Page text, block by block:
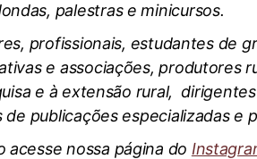
palestras e minicursos.
profissionais, estudantes de
e associações, produtores
e à extensão rural,
publicações especializadas e
acesse nossa página do